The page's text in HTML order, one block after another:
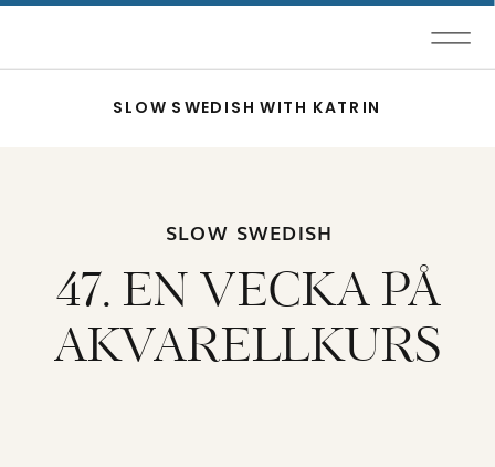
SLOW SWEDISH WITH KATRIN
47. EN VECKA PÅ
AKVARELLKURS
SLOW SWEDISH